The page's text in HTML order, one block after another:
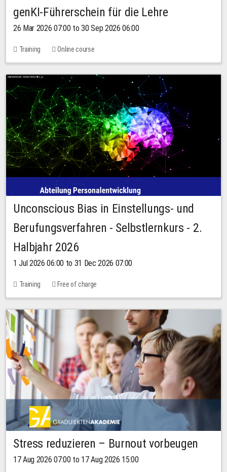
genKI-Führerschein für die Lehre
26 Mar 2026 07:00 to 30 Sep 2026 06:00
Training Online course
Unconscious Bias in Einstellungs- und
Berufungsverfahren - Selbstlernkurs - 2.
Halbjahr 2026
1 Jul 2026 06:00 to 31 Dec 2026 07:00
Training Free of charge
Stress reduzieren – Burnout vorbeugen
17 Aug 2026 07:00 to 17 Aug 2026 15:00